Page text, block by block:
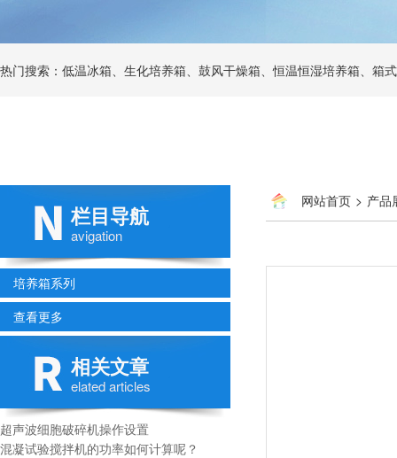
热门搜索：低温冰箱、生化培养箱、鼓风干燥箱、恒温恒湿培养箱、箱
栏目导航
avigation
培养箱系列
查看更多
相关文章
elated articles
超声波细胞破碎机操作设置
混凝试验搅拌机的功率如何计算呢？
网站首页 > 产品